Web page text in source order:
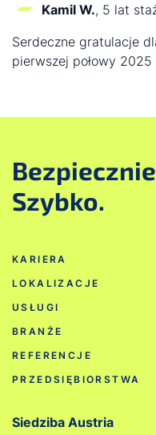
Kamil W., 5 lat
Serdeczne gratulacje
pierwszej połowy 2025
Szybko.
KARIERA
LOKALIZACJE
USŁUGI
BRANŻE
REFERENCJE
PRZEDSIĘBIORSTWA
Siedziba Austria